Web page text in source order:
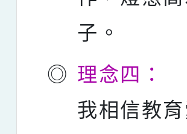
子。
◎ 理念四：
我相信教